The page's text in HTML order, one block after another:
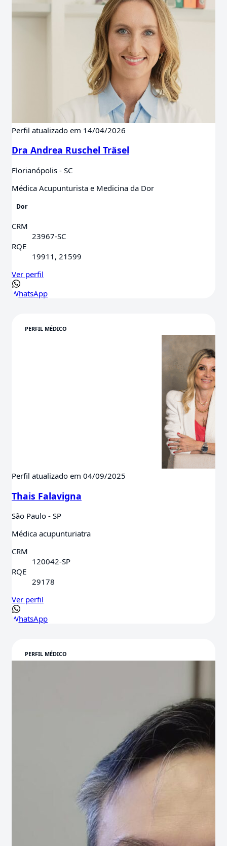
Perfil atualizado em 14/04/2026
Dra Andrea Ruschel Träsel
Florianópolis - SC
Médica Acupunturista e Medicina da Dor
Dor
CRM
23967-SC
RQE
19911, 21599
Ver perfil
WhatsApp
Perfil atualizado em 04/09/2025
Thais Falavigna
São Paulo - SP
Médica acupunturiatra
CRM
120042-SP
RQE
29178
Ver perfil
WhatsApp